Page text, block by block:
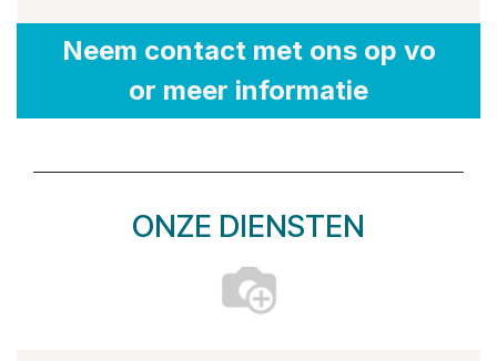
Neem contact met ons op vo​
or meer informatie
ONZE DIENSTEN